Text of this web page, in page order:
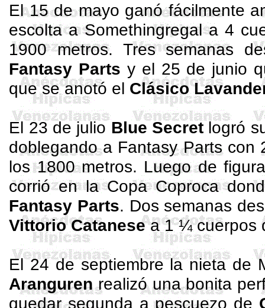
El 15 de mayo ganó fácilmente
escolta aSomethingregala 4
1900 metros. Tres semanas
Fantasy Parts y el 25 de junio
que se anotó el Clásico
El 23 de julio BlueSecretlogró
doblegando a Fantasy Partscon
los 1800 metros. Luego de
corrió en la CopaCoproca
Fantasy Parts. Dos semanas
VittorioCatanesea 1 ¼ cuerpos
El 24 de septiembre la nieta de
Arangurenrealizó una bonita
quedar segunda a pescuezo de